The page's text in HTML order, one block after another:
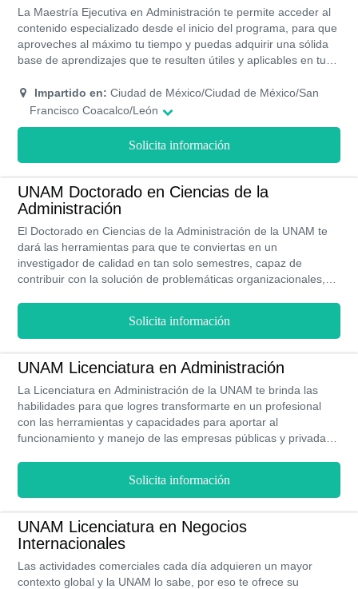
La Maestría Ejecutiva en Administración te permite acceder al
contenido especializado desde el inicio del programa, para que
aproveches al máximo tu tiempo y puedas adquirir una sólida
base de aprendizajes que te resulten útiles y aplicables en tu
tus objetivos dentro de la misma. En este sentido, los
mencionados estudios constituyen un importante salto en tu
dentro de carrera. Se potenciarán habilidades para consolidar
Impartido en: Ciudad de México/Ciudad de México/San
Francisco Coacalco/León
Solicita información
UNAM Doctorado en Ciencias de la
Administración
El Doctorado en Ciencias de la Administración de la UNAM te
dará las herramientas para que te conviertas en un
investigador de calidad en tan solo semestres, capaz de
contribuir con la solución de problemáticas organizacionales,
apuntan a una realidad global y en constante cambio. Para ello
este programa está disponible en modalidad presencial y se
aprueba luego de 4 años de estudio.
Solicita información
UNAM Licenciatura en Administración
La Licenciatura en Administración de la UNAM te brinda las
habilidades para que logres transformarte en un profesional
con las herramientas y capacidades para aportar al
funcionamiento y manejo de las empresas públicas y privadas.
presencial o en línea, según tu preferencia.
Solicita información
UNAM Licenciatura en Negocios
Internacionales
Las actividades comerciales cada día adquieren un mayor
contexto global y la UNAM lo sabe, por eso te ofrece su